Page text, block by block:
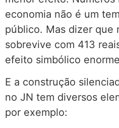
economia não é um
público. Mas dizer que
sobrevive com 413
efeito simbólico
E a construção
no JN tem diversos
por exemplo: